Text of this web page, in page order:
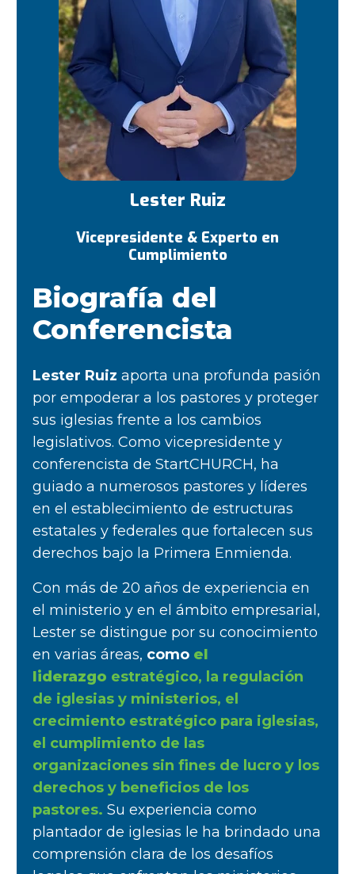
Lester Ruiz
Vicepresidente & Experto en
Cumplimiento
Biografía del
Conferencista
Lester Ruiz aporta una profunda pasión
por empoderar a los pastores y proteger
sus iglesias frente a los cambios
legislativos. Como vicepresidente y
conferencista de StartCHURCH, ha
guiado a numerosos pastores y líderes
en el establecimiento de estructuras
estatales y federales que fortalecen sus
derechos bajo la Primera Enmienda.
Con más de 20 años de experiencia en
el ministerio y en el ámbito empresarial,
Lester se distingue por su conocimiento
en varias áreas, como el
liderazgo estratégico, la regulación
de iglesias y ministerios, el
crecimiento estratégico para iglesias,
el cumplimiento de las
organizaciones sin fines de lucro y los
derechos y beneficios de los
pastores. Su experiencia como
plantador de iglesias le ha brindado una
comprensión clara de los desafíos